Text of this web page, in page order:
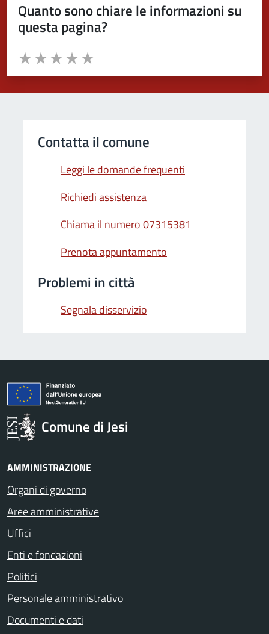
Quanto sono chiare le informazioni su
questa pagina?
Valuta da 1 a 5 stelle la pagina
Valuta 5 stelle su 5
Valuta 4 stelle su 5
Valuta 3 stelle su 5
Valuta 2 stelle su 5
Valuta 1 stelle su 5
Contatta il comune
Leggi le domande frequenti
Richiedi assistenza
Chiama il numero 07315381
Prenota appuntamento
Problemi in città
Segnala disservizio
Comune di Jesi
AMMINISTRAZIONE
Organi di governo
Aree amministrative
Uffici
Enti e fondazioni
Politici
Personale amministrativo
Documenti e dati